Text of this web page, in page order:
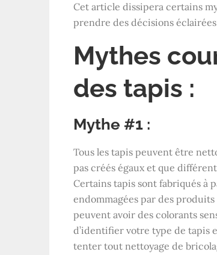
Cet article dissipera certains
prendre des décisions
Mythes
des tapis :
Mythe #1 :
Tous les tapis peuvent être
pas créés égaux et que
Certains tapis sont fabriqués à
endommagées par des
peuvent avoir des colorants
d’identifier votre type de tapis
tenter tout nettoyage de